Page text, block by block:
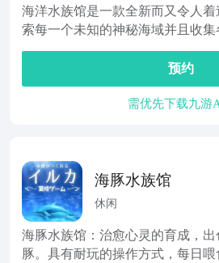
海洋水族馆是一款全新而又令人
索每一个未知的神秘海域并且收集
预约
需优先下载九游
海豚水族馆
休闲
海豚水族馆：治愈心灵的育成，
豚。具有耐玩的操作方式，每日